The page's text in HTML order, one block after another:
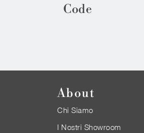
Code
About
Chi Siamo
I Nostri Showroom